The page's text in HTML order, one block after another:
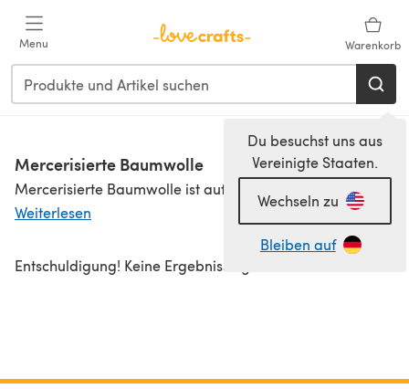
Menu Warenkorb
Du besuchst uns aus
Vereinigte Staaten.
Wechseln zu
Bleiben auf
Mercerisierte Baumwolle
Weiterlesen
Entschuldigung! Keine Ergebnisse gefunden